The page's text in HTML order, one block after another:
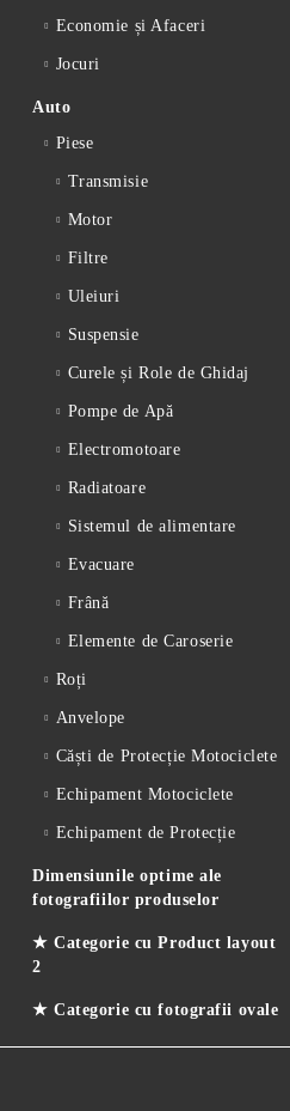
Economie și Afaceri
Jocuri
Auto
Piese
Transmisie
Motor
Filtre
Uleiuri
Suspensie
Curele și Role de Ghidaj
Pompe de Apă
Electromotoare
Radiatoare
Sistemul de alimentare
Evacuare
Frână
Elemente de Caroserie
Roți
Anvelope
Căști de Protecție Motociclete
Echipament Motociclete
Echipament de Protecție
Dimensiunile optime ale
fotografiilor produselor
★ Categorie cu Product layout
2
★ Categorie cu fotografii ovale